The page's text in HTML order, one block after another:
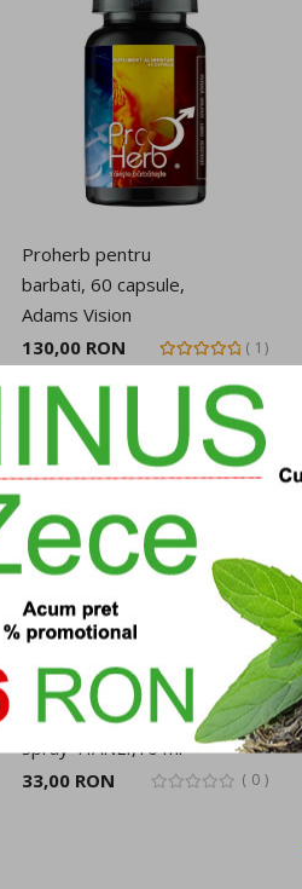
Proherb pentru
barbati, 60 capsule,
Adams Vision
Rating:
100%
1
130,00 RON
Spray TIANLI,10 ml
0
33,00 RON